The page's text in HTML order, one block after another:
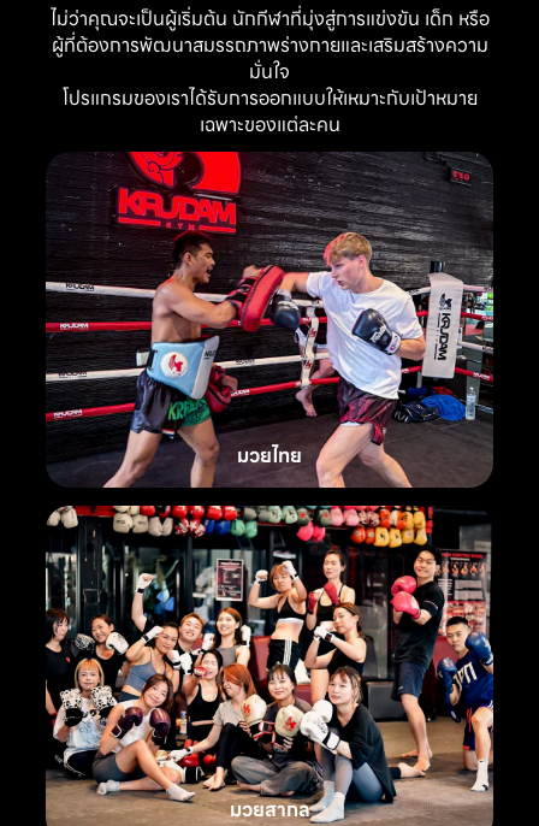
ไม่ว่าคุณจะเป็นผู้เริ่มต้น นักกีฬาที่มุ่งสู่การแข่งขัน เด็ก หรือ
ผู้ที่ต้องการพัฒนาสมรรถภาพร่างกายและเสริมสร้างความ
มั่นใจ
โปรแกรมของเราได้รับการออกแบบให้เหมาะกับเป้าหมาย
เฉพาะของแต่ละคน
มวยไทย
มวยสากล